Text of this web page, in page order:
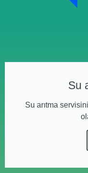
Su
Su arıtma